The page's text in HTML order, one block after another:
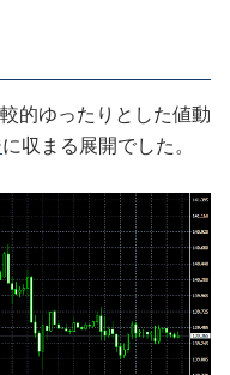
的ゆったりとした値動
に収まる展開でした。